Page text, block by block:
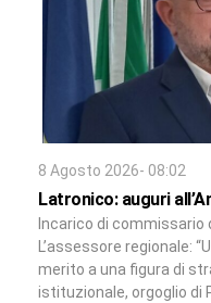
8 Agosto 2026- 08:02
Latronico: auguri
Incarico di commissario
L’assessore regionale:
merito a una figura di
istituzionale, orgoglio di